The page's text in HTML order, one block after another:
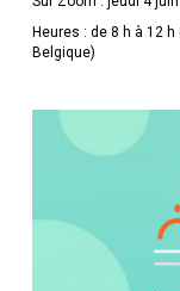
Heures : de 8 h à 12
Belgique)